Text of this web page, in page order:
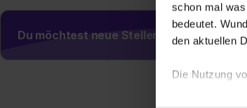
schon mal
bedeutet.
den aktuellen
Die Nutzung
Du möchtest neue Stellen automatisch